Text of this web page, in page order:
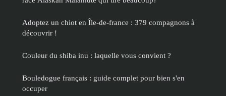
Adoptez un chiot en Île-de-france : 379 compagnons à
découvrir !
Couleur du shiba inu : laquelle vous convient ?
Bouledogue français : guide complet pour bien s'en
occuper